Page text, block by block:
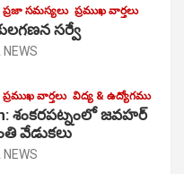
ప్రజా సమస్యలు ప్రముఖ వార్తలు
సర్వే
NEWS
ప్రముఖ వార్తలు విద్య & ఉద్యోగము
శంకరపట్నంలో జవహర్
వేడుకలు
NEWS